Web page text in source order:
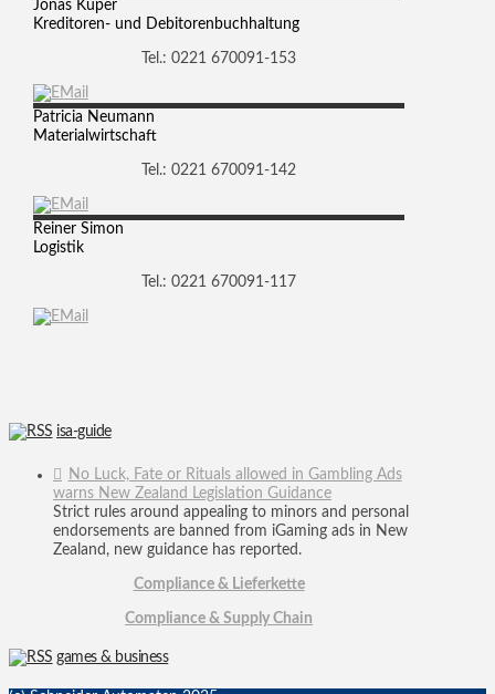
Jonas Kuper
Kreditoren- und Debitorenbuchhaltung
Tel.: 0221 670091-153
Patricia Neumann
Materialwirtschaft
Tel.: 0221 670091-142
Reiner Simon
Logistik
Tel.: 0221 670091-117
isa-guide
No Luck, Fate or Rituals allowed in Gambling Ads
warns New Zealand Legislation Guidance
Strict rules around appealing to minors and personal
endorsements are banned from iGaming ads in New
Zealand, new guidance has reported.
Compliance & Lieferkette
Compliance & Supply Chain
games & business